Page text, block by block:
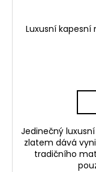
Luxusní kapesní
Jedinečný
zlatem dává
tradičního